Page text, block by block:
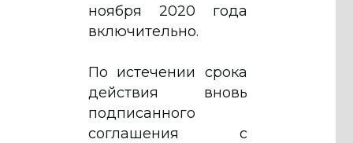
ноября 2020 года
включительно.
По истечении срока
действия вновь
подписанного
соглашения с